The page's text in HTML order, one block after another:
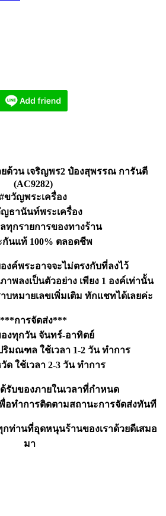
ด้วน เจริญพร2 ป๋องสุพรรณ การันตี
(AC9282)
#ขวัญพระเครื่อง
ธานันท์พระเครื่อง
ทุกรายการของทางร้าน
กันแท้ 100% ตลอดชีพ
งค์พระอาจจะไม่ตรงกับที่ลงไว้
าพลงเป็นตัวอย่าง เพียง 1 องค์เท่านั้น
บหมายเลขเพิ่มเติม ทักแชทได้เลยค่ะ
***การจัดส่ง***
งทุกวัน จันทร์-อาทิตย์
ริมณฑล ใช้เวลา 1-2 วัน ทำการ
ด ใช้เวลา 2-3 วัน ทำการ
รับของภายในเวลาที่กำหนด
อทำการติดตามสถานะการจัดส่งทันที
านที่อุดหนุนร้านของเราด้วยดีเสมอ
มา